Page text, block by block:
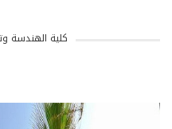
كلية الهندسة